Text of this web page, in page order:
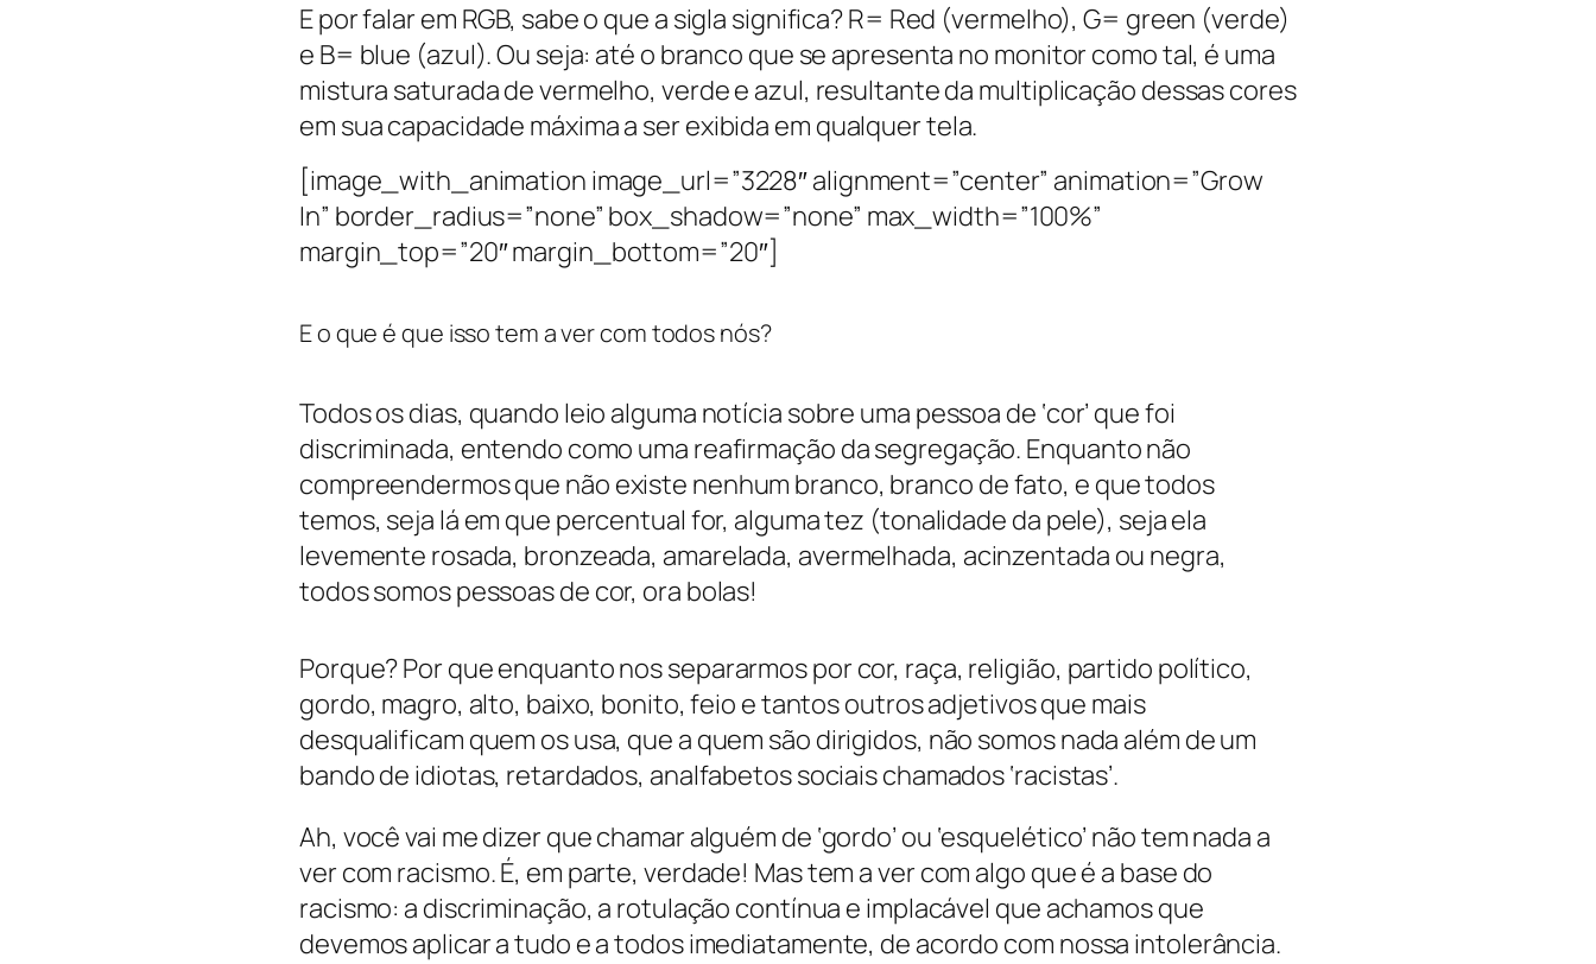
E por falar em RGB, sabe o que a sigla significa? R= Red (vermelho), G= green (verde)
e B= blue (azul). Ou seja: até o branco que se apresenta no monitor como tal, é uma
mistura saturada de vermelho, verde e azul, resultante da multiplicação dessas cores
em sua capacidade máxima a ser exibida em qualquer tela.
[image_with_animation image_url=”3228″ alignment=”center” animation=”Grow
In” border_radius=”none” box_shadow=”none” max_width=”100%”
margin_top=”20″ margin_bottom=”20″]
E o que é que isso tem a ver com todos nós?
Todos os dias, quando leio alguma notícia sobre uma pessoa de ‘cor’ que foi
discriminada, entendo como uma reafirmação da segregação. Enquanto não
compreendermos que não existe nenhum branco, branco de fato, e que todos
temos, seja lá em que percentual for, alguma tez (tonalidade da pele), seja ela
levemente rosada, bronzeada, amarelada, avermelhada, acinzentada ou negra,
todos somos pessoas de cor, ora bolas!
Porque? Por que enquanto nos separarmos por cor, raça, religião, partido político,
gordo, magro, alto, baixo, bonito, feio e tantos outros adjetivos que mais
desqualificam quem os usa, que a quem são dirigidos, não somos nada além de um
bando de idiotas, retardados, analfabetos sociais chamados ‘racistas’.
Ah, você vai me dizer que chamar alguém de ‘gordo’ ou ‘esquelético’ não tem nada a
ver com racismo. É, em parte, verdade! Mas tem a ver com algo que é a base do
racismo: a discriminação, a rotulação contínua e implacável que achamos que
devemos aplicar a tudo e a todos imediatamente, de acordo com nossa intolerância.